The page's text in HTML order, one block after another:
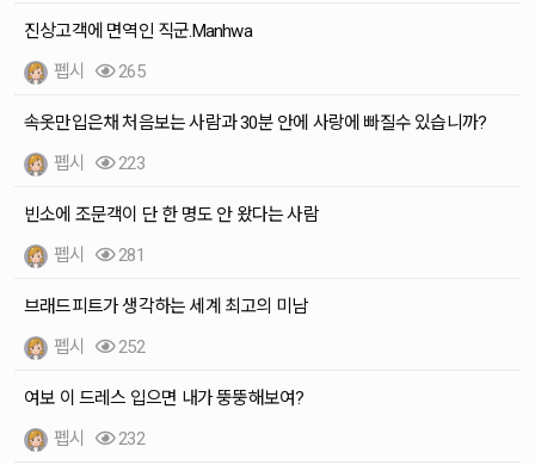
진상고객에 면역인 직군.Manhwa
펩시
265
속옷만입은채 처음보는 사람과 30분 안에 사랑에 빠질수 있습니까?
펩시
223
빈소에 조문객이 단 한 명도 안 왔다는 사람
펩시
281
브래드피트가 생각하는 세계 최고의 미남
펩시
252
여보 이 드레스 입으면 내가 뚱뚱해보여?
펩시
232